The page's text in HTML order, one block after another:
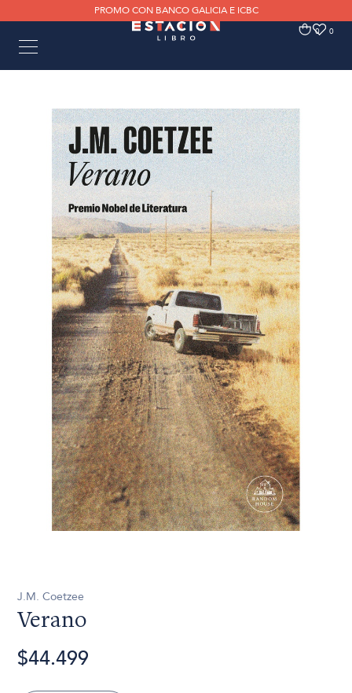
PROMO CON BANCO GALICIA E ICBC
0 0
J.M. Coetzee
Verano
$44.499